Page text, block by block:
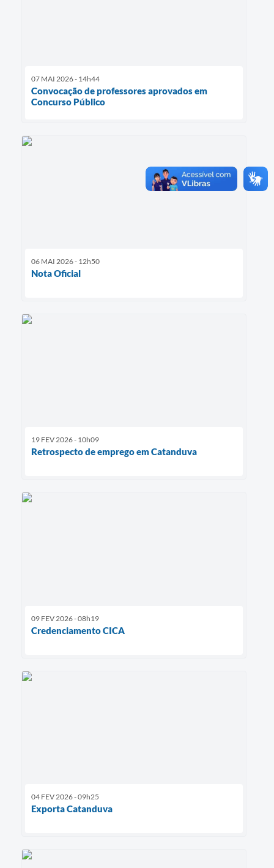
07 MAI 2026 - 14h44
Convocação de professores aprovados em
Concurso Público
06 MAI 2026 - 12h50
Nota Oficial
19 FEV 2026 - 10h09
Retrospecto de emprego em Catanduva
09 FEV 2026 - 08h19
Credenciamento CICA
04 FEV 2026 - 09h25
Exporta Catanduva